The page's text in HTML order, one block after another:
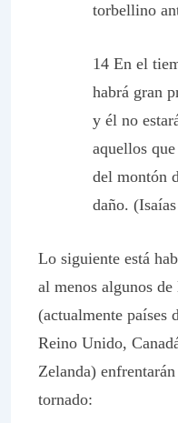
torbellino
14 En el
habrá gran
y él no
aquellos
del montón
daño.
Lo siguiente está
al menos algunos
(actualmente países
Reino Unido,
Zelanda)
tornado: